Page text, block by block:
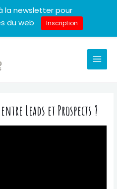
Leads et Prospects ?
la newsletter pour
du web
Inscription